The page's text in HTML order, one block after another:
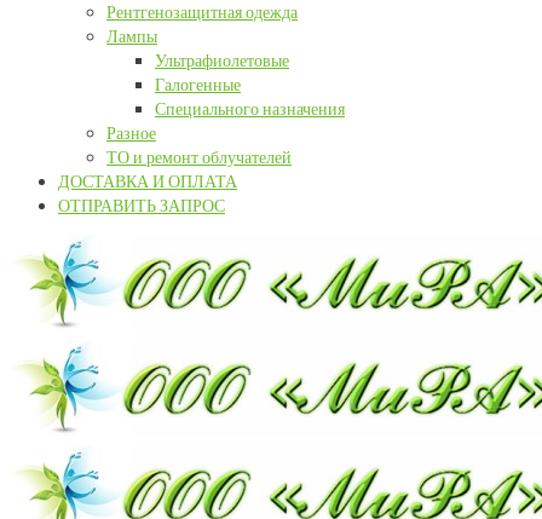
Рентгенозащитная одежда
Лампы
Ультрафиолетовые
Галогенные
Специального назначения
Разное
ТО и ремонт облучателей
ДОСТАВКА И ОПЛАТА
ОТПРАВИТЬ ЗАПРОС